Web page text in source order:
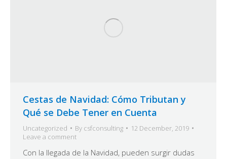
Cestas de Navidad: Cómo Tributan y
Qué se Debe Tener en Cuenta
Uncategorized By csfconsulting
12 December, 2019
Leave a comment
Con la llegada de la Navidad, pueden surgir dudas